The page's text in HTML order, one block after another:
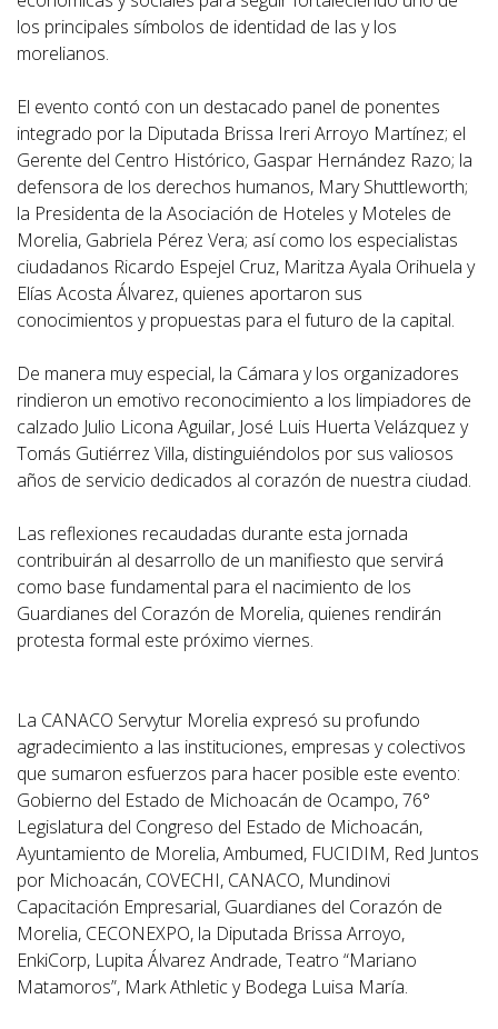
los principales símbolos de identidad de las y los
morelianos.
El evento contó con un destacado panel de ponentes
integrado por la Diputada Brissa Ireri Arroyo Martínez; el
Gerente del Centro Histórico, Gaspar Hernández Razo; la
defensora de los derechos humanos, Mary Shuttleworth;
la Presidenta de la Asociación de Hoteles y Moteles de
Morelia, Gabriela Pérez Vera; así como los especialistas
ciudadanos Ricardo Espejel Cruz, Maritza Ayala Orihuela y
Elías Acosta Álvarez, quienes aportaron sus
conocimientos y propuestas para el futuro de la capital.
De manera muy especial, la Cámara y los organizadores
rindieron un emotivo reconocimiento a los limpiadores de
calzado Julio Licona Aguilar, José Luis Huerta Velázquez y
Tomás Gutiérrez Villa, distinguiéndolos por sus valiosos
años de servicio dedicados al corazón de nuestra ciudad.
Las reflexiones recaudadas durante esta jornada
contribuirán al desarrollo de un manifiesto que servirá
como base fundamental para el nacimiento de los
Guardianes del Corazón de Morelia, quienes rendirán
protesta formal este próximo viernes.
La CANACO Servytur Morelia expresó su profundo
agradecimiento a las instituciones, empresas y colectivos
que sumaron esfuerzos para hacer posible este evento:
Gobierno del Estado de Michoacán de Ocampo, 76°
Legislatura del Congreso del Estado de Michoacán,
Ayuntamiento de Morelia, Ambumed, FUCIDIM, Red Juntos
por Michoacán, COVECHI, CANACO, Mundinovi
Capacitación Empresarial, Guardianes del Corazón de
Morelia, CECONEXPO, la Diputada Brissa Arroyo,
EnkiCorp, Lupita Álvarez Andrade, Teatro “Mariano
Matamoros”, Mark Athletic y Bodega Luisa María.